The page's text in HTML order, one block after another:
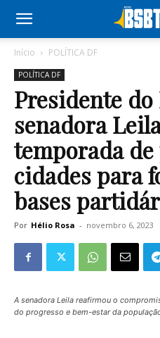
Início POLÍTICA DF
POLÍTICA DF
Presidente do
senadora
temporada de
cidades para
bases
Por Hélio Rosa - novembro 6, 2023
A senadora Leila reafirmou o
do progresso e bem-estar da